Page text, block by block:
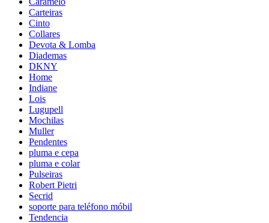
Carteiras
Cinto
Collares
Devota & Lomba
Diademas
DKNY
Home
Indiane
Lois
Lugupell
Mochilas
Muller
Pendentes
pluma e cepa
pluma e colar
Pulseiras
Robert Pietri
Secrid
soporte para teléfono móbil
Tendencia